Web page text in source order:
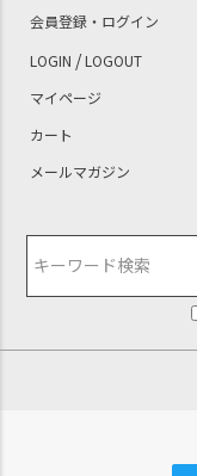
会員登録・ログイン
LOGIN /LOGOUT
マイページ
カート
メールマガジン